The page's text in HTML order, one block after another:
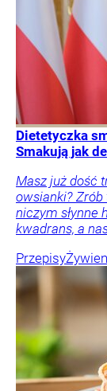
Dietetyczka
Smakują jak
Masz już dość
owsianki? Zrób
niczym słynne
kwadrans, a
Przepisy